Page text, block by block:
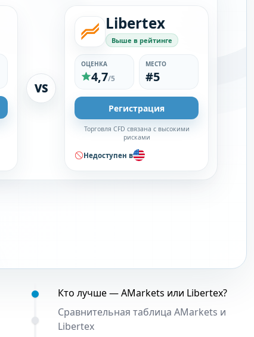
VS
Libertex
Выше в рейтинге
ОЦЕНКА
4,7/5
МЕСТО
#5
Регистрация
Торговля CFD связана с высокими
рисками
Недоступен в
Кто лучше — AMarkets или Libertex?
Сравнительная таблица AMarkets и
Libertex